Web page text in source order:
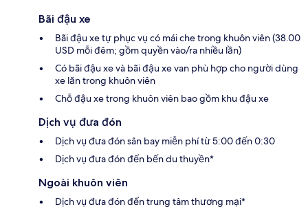
Bãi đậu xe
Bãi đậu xe tự phục vụ có mái che trong khuôn viên (38.00
USD mỗi đêm; gồm quyền vào/ra nhiều lần)
Có bãi đậu xe và bãi đậu xe van phù hợp cho người dùng
xe lăn trong khuôn viên
Chỗ đậu xe trong khuôn viên bao gồm khu đậu xe
Dịch vụ đưa đón
Dịch vụ đưa đón sân bay miễn phí từ 5:00 đến 0:30
Dịch vụ đưa đón đến bến du thuyền*
Ngoài khuôn viên
Dịch vụ đưa đón đến trung tâm thương mại*